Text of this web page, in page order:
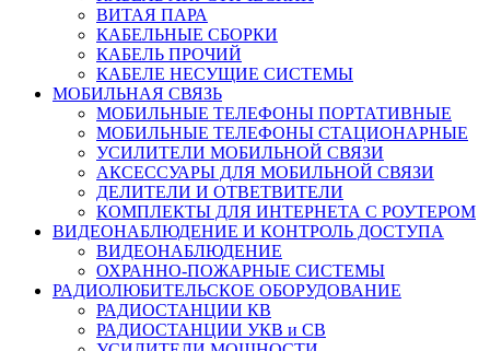
ВИТАЯ ПАРА
КАБЕЛЬНЫЕ СБОРКИ
КАБЕЛЬ ПРОЧИЙ
КАБЕЛЕ НЕСУЩИЕ СИСТЕМЫ
МОБИЛЬНАЯ СВЯЗЬ
МОБИЛЬНЫЕ ТЕЛЕФОНЫ ПОРТАТИВНЫЕ
МОБИЛЬНЫЕ ТЕЛЕФОНЫ СТАЦИОНАРНЫЕ
УСИЛИТЕЛИ МОБИЛЬНОЙ СВЯЗИ
АКСЕССУАРЫ ДЛЯ МОБИЛЬНОЙ СВЯЗИ
ДЕЛИТЕЛИ И ОТВЕТВИТЕЛИ
КОМПЛЕКТЫ ДЛЯ ИНТЕРНЕТА С РОУТЕРОМ
ВИДЕОНАБЛЮДЕНИЕ И КОНТРОЛЬ ДОСТУПА
ВИДЕОНАБЛЮДЕНИЕ
ОХРАННО-ПОЖАРНЫЕ СИСТЕМЫ
РАДИОЛЮБИТЕЛЬСКОЕ ОБОРУДОВАНИЕ
РАДИОСТАНЦИИ КВ
РАДИОСТАНЦИИ УКВ и СВ